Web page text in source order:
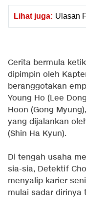
Lihat juga: Ulasan
Cerita bermula
dipimpin oleh
beranggotakan
Young Ho (Lee
Hoon (Gong
yang dijalankan
(Shin Ha Kyun).
Di tengah usaha
sia-sia, Detektif
menyalip karier
mulai sadar dirinya